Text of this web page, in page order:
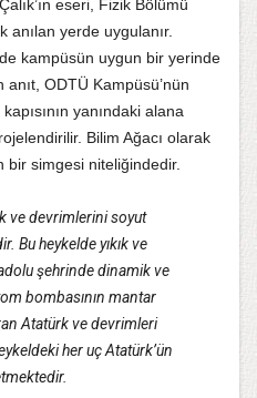
eseri, Fizik Bölümü
anılan yerde uygulanır.
kampüsün uygun bir yerinde
ODTÜ Kampüsü’nün
yanındaki alana
Bilim Ağacı olarak
bir simgesi niteliğindedir.
ve devrimlerini soyut
Bu heykelde yıkık ve
şehrinde dinamik ve
bombasının mantar
Atatürk ve devrimleri
her uç Atatürk’ün